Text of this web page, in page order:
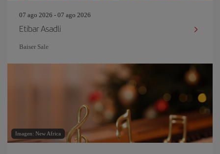
07 ago 2026 - 07 ago 2026
Etibar Asadli
Baiser Sale
Imagen: New Africa